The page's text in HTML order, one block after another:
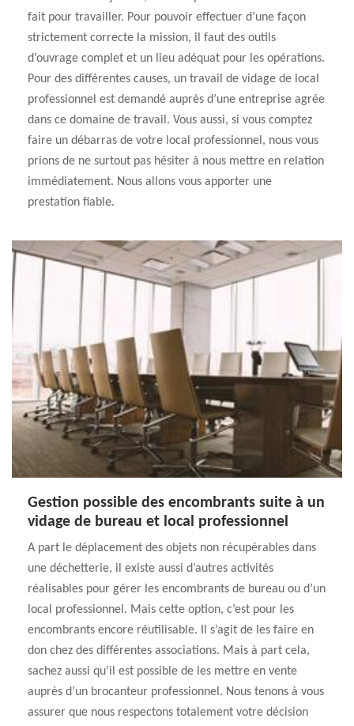
fait pour travailler. Pour pouvoir effectuer d’une façon
strictement correcte la mission, il faut des outils
d’ouvrage complet et un lieu adéquat pour les opérations.
Pour des différentes causes, un travail de vidage de local
professionnel est demandé auprès d’une entreprise agrée
dans ce domaine de travail. Vous aussi, si vous comptez
faire un débarras de votre local professionnel, nous vous
prions de ne surtout pas hésiter à nous mettre en relation
immédiatement. Nous allons vous apporter une
prestation fiable.
Gestion possible des encombrants suite à un
vidage de bureau et local professionnel
A part le déplacement des objets non récupérables dans
une déchetterie, il existe aussi d’autres activités
réalisables pour gérer les encombrants de bureau ou d’un
local professionnel. Mais cette option, c’est pour les
encombrants encore réutilisable. Il s’agit de les faire en
don chez des différentes associations. Mais à part cela,
sachez aussi qu’il est possible de les mettre en vente
auprès d’un brocanteur professionnel. Nous tenons à vous
assurer que nous respectons totalement votre décision